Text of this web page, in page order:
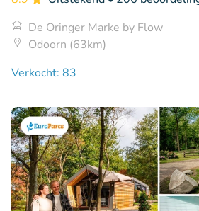
De Oringer Marke by Flow
Odoorn (63km)
Verkocht: 83